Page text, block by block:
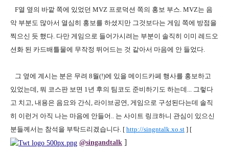
F열 옆의 바깥 쪽에 있었던 MVZ 프로덕션 쪽의 홍보 부스. MVZ는 음
악 부분도 많아서 열심히 홍보를 하셨지만 그것보다는 게임 쪽에 방점을
찍으신 듯 했다. 다만 게임으로 들어가시려는 부분이 솔직히 이미 레드오
션화 된 카드배틀물에 무작정 뛰어드는 것 같아서 마음에 안 들었다.
그 옆에 계시는 분은 무려 8월(!)에 있을 메이드카페 행사를 홍보하고
있었는데, 뭐 코스판 보면 1년 후의 팀코도 준비하기도 하는데... 그렇다
고 치고, 내용은 음요와 간식, 라이브공연, 게임으로 구성된다는데 솔직
히 이런거 아직 나는 마음에 안들어.. 는 사이트 링크하니 관심이 있으신
분들께서는 참석을 부탁드리겠습니다. [ http://singntalk.xo.st ] [
@singandtalk ]